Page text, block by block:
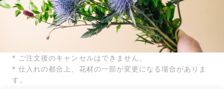
写真と同じものが届く？
商品ページに掲載している写真は、実際にお届けする商
品を撮影したものです。お花は生き物なので、どうして
も色味やサイズ・咲き方に個体差はありますが、できる
だけ写真のイメージに近いものをお届けできるように人
の目でチェックをしています。
* ご注文後のキャンセルはできません。
* 仕入れの都合上、花材の一部が変更になる場合がありま
す。